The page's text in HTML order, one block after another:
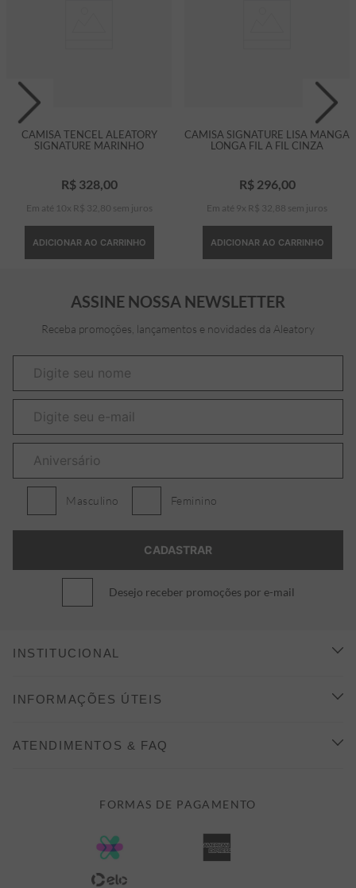
CAMISA TENCEL ALEATORY
SIGNATURE MARINHO
R$ 328,00
Em até 10 x R$ 32 80 sem juros
ADICIONAR AO CARRINHO
CAMISA SIGNATURE LISA MANGA
LONGA FIL A FIL CINZA
R$ 296,00
Em até 9 x R$ 32 88 sem juros
ADICIONAR AO CARRINHO
ASSINE NOSSA NEWSLETTER
Receba promoções, lançamentos e novidades da Aleatory
Masculino Feminino
Desejo receber promoções por e-mail
INSTITUCIONAL
CONHEÇA A ALEATORY
INFORMAÇÕES ÚTEIS
FORMAS DE PAGAMENTO
POLÍTICA DE PRIVACIDADE
ATENDIMENTOS & FAQ
FORMAS DE PAGAMENTO